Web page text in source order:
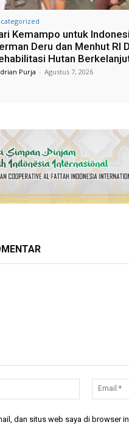
Kemampo untuk
Deru dan Menhut RI
Hutan
Purja - Agustus 7, 2026
Nama:*
dan situs web saya di browser